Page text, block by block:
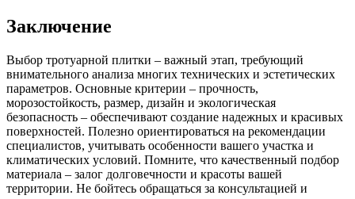
Заключение
Выбор тротуарной плитки – важный этап, требующий
внимательного анализа многих технических и эстетических
параметров. Основные критерии – прочность,
морозостойкость, размер, дизайн и экологическая
безопасность – обеспечивают создание надежных и красивых
поверхностей. Полезно ориентироваться на рекомендации
специалистов, учитывать особенности вашего участка и
климатических условий. Помните, что качественный подбор
материала – залог долговечности и красоты вашей
территории. Не бойтесь обращаться за консультацией и